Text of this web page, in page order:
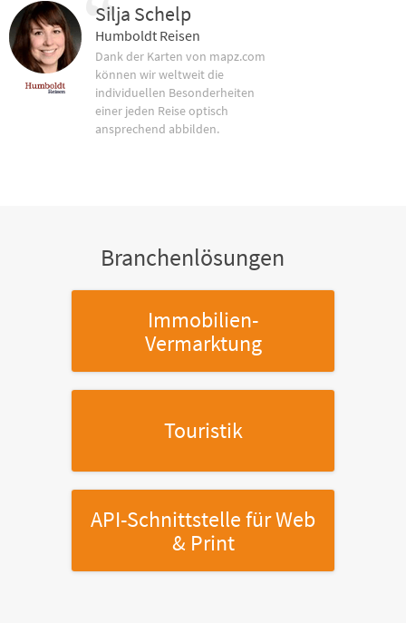
Silja Schelp
Humboldt Reisen
Dank der Karten von mapz.com
können wir weltweit die
individuellen Besonderheiten
einer jeden Reise optisch
ansprechend abbilden.
Branchenlösungen
Immobilien-
Vermarktung
Touristik
API-Schnittstellefür Web
& Print